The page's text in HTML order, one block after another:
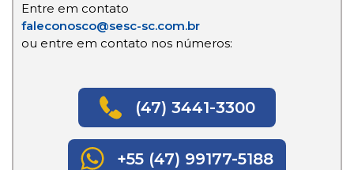
Entre em contato
faleconosco@sesc-sc.com.br
ou entre em contato nos números:
(47) 3441-3300
+55 (47) 99177-5188